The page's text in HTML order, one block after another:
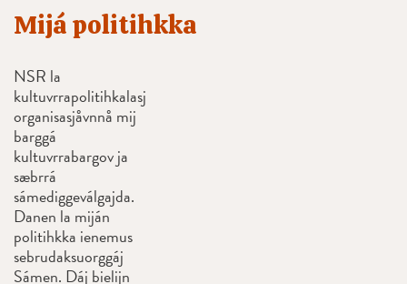
Mijá politihkka
NSR la
kultuvrrapolitihkalasj
organisasjåvnnå mij
barggá
kultuvrrabargov ja
sæbrrá
sámediggeválgajda.
Danen la miján
politihkka ienemus
sebrudaksuorggáj
Sámen. Dáj bielijn